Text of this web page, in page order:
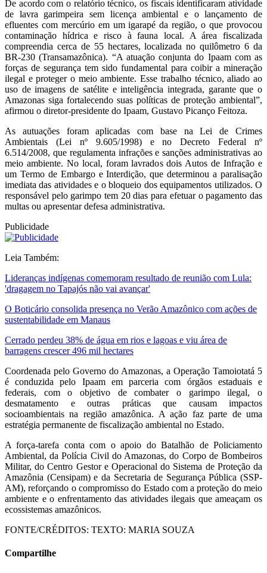
De acordo com o relatório técnico, os fiscais identificaram atividade
de lavra garimpeira sem licença ambiental e o lançamento de
efluentes com mercúrio em um igarapé da região, o que provocou
contaminação hídrica e risco à fauna local. A área fiscalizada
compreendia cerca de 55 hectares, localizada no quilômetro 6 da
BR-230 (Transamazônica). “A atuação conjunta do Ipaam com as
forças de segurança tem sido fundamental para coibir a mineração
ilegal e proteger o meio ambiente. Esse trabalho técnico, aliado ao
uso de imagens de satélite e inteligência integrada, garante que o
Amazonas siga fortalecendo suas políticas de proteção ambiental”,
afirmou o diretor-presidente do Ipaam, Gustavo Picanço Feitoza.
As autuações foram aplicadas com base na Lei de Crimes
Ambientais (Lei nº 9.605/1998) e no Decreto Federal nº
6.514/2008, que regulamenta infrações e sanções administrativas ao
meio ambiente. No local, foram lavrados dois Autos de Infração e
um Termo de Embargo e Interdição, que determinou a paralisação
imediata das atividades e o bloqueio dos equipamentos utilizados. O
responsável pelo garimpo tem 20 dias para efetuar o pagamento das
multas ou apresentar defesa administrativa.
Publicidade
Leia Também:
Lideranças indígenas comemoram resultado de reunião com Lula:
'dragagem no Tapajós não vai avançar'
O Boticário consolida presença no Verão Amazônico com ações de
sustentabilidade em Manaus
Cerrado perdeu 38% de água em rios e lagoas e viu área de
barragens crescer 496 mil hectares
Coordenada pelo Governo do Amazonas, a Operação Tamoiotatá 5
é conduzida pelo Ipaam em parceria com órgãos estaduais e
federais, com o objetivo de combater o garimpo ilegal, o
desmatamento e outras práticas que causam impactos
socioambientais na região amazônica. A ação faz parte de uma
estratégia permanente de fiscalização ambiental no Estado.
A força-tarefa conta com o apoio do Batalhão de Policiamento
Ambiental, da Polícia Civil do Amazonas, do Corpo de Bombeiros
Militar, do Centro Gestor e Operacional do Sistema de Proteção da
Amazônia (Censipam) e da Secretaria de Segurança Pública (SSP-
AM), reforçando o compromisso do Estado com a proteção do meio
ambiente e o enfrentamento das atividades ilegais que ameaçam os
ecossistemas amazônicos.
FONTE/CRÉDITOS: TEXTO: MARIA SOUZA
Compartilhe